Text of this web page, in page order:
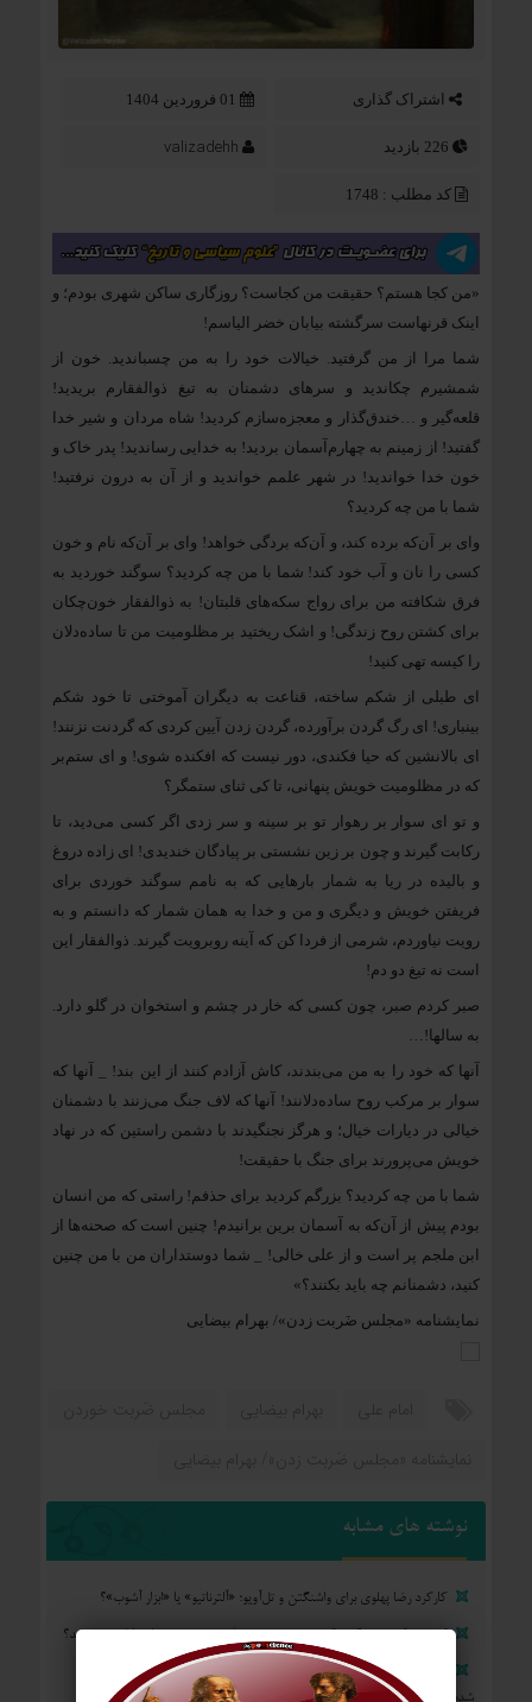
اشتراک گذاری 01 فروردین 1404
valizadehh
کد مطلب : 1748
«من کجا هستم؟ حقیقت من کجاست؟ روزگاری ساکن شهری بودم؛ و
اینک قرنهاست سرگشته بیابان خضر الیاسم!
شما مرا از من گرفتید. خیالات خود را به من چسباندید. خون از
شمشیرم چکاندید و سرهای دشمنان به تیغ ذوالفقارم بریدید!
قلعه‌گیر و …خندق‌گذار و معجزه‌سازم کردید! شاه مردان و شیر خدا
گفتید! از زمینم به چهارم‌آسمان بردید! به خدایی رساندید! پدر خاک و
خون خدا خواندید! در شهر علمم خواندید و از آن به درون نرفتید!
شما با من چه کردید؟
وای بر آن‌که برده کند، و آن‌که بردگی خواهد! وای بر آن‌که نام و خون
کسی را نان و آب خود کند! شما با من چه کردید؟ سوگند خوردید به
فرق شکافته من برای رواج سکه‌های قلبتان! به ذوالفقار خون‌چکان
برای کشتن روح زندگی! و اشک ریختید بر مظلومیت من تا ساده‌دلان
را کیسه تهی کنید!
ای طبلی از شکم ساخته، قناعت به دیگران آموختی تا خود شکم
بینباری! ای رگ گردن برآورده، گردن زدن آیین کردی که گردنت نزنند!
ای بالانشین که حیا فکندی، دور نیست که افکنده شوی! و ای ستم‌بر
که در مظلومیت خویش پنهانی، تا کی ثنای ستمگر؟
و تو ای سوار بر رهوار تو بر سینه و سر زدی اگر کسی می‌دید، تا
رکابت گیرند و چون بر زین نشستی بر پیادگان خندیدی! ای زاده دروغ
و بالیده در ریا به شمار بارهایی که به نامم سوگند خوردی برای
فریفتن خویش و دیگری و من و خدا به همان شمار که دانستم و به
رویت نیاوردم، شرمی از فردا کن که آینه روبرویت گیرند. ذوالفقار این
است نه تیغ دو دم!
صبر کردم صبر، چون کسی که خار در چشم و استخوان در گلو دارد.
به سالها!…
آنها که خود را به من می‌بندند، کاش آزادم کنند از این بند! _ آنها که
سوار بر مرکب روح ساده‌دلانند! آنها که لاف جنگ می‌زنند با دشمنان
خیالی در دیارات خیال؛ و هرگز نجنگیدند با دشمن راستین که در نهاد
خویش می‌پرورند برای جنگ با حقیقت!
شما با من چه‌ کردید؟ بزرگم کردید برای حذفم! راستی که من انسان
بودم پیش از آن‌که به آسمان برین برانیدم! چنین است که صحنه‌ها از
ابن ملجم پر است و از علی خالی! _ شما دوستداران من با من چنین
کنید، دشمنانم چه باید بکنند؟»
نمایشنامه‌ «مجلس ضَربت زدن»/ بهرام بیضایی
نوشته های مشابه
کارکرد رضا پهلوی برای واشنگتن و تل‌آویو؛ «آلترناتیو» یا «ابزار آشوب»؟
کشوری که در جنگ شکست می‌خورد و تسلیم می‌شود، چه امتیازاتی می‌دهد؟
موازنه با باروت؛ چرا دکترین «بمباران برای تسلیم» آمریکا در برابر ایران قفل
شده است؟